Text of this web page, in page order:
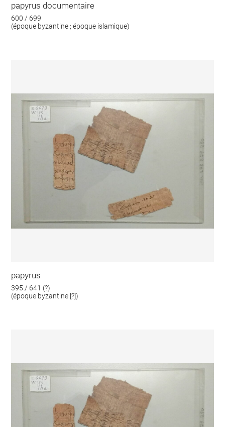
papyrus documentaire
600 / 699
(époque byzantine ; époque islamique)
papyrus
395 / 641 (?)
(époque byzantine [?])